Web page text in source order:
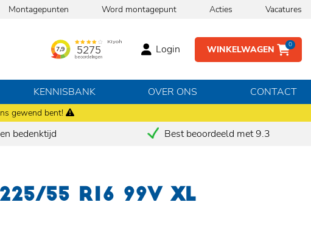
gewend bent!
Montagepunten Word montagepunt Acties Vacatures
WINKELWAGEN 0
Login
KENNISBANK OVER ONS CONTACT
bedenktijd
Best beoordeeld met 9.3
225/55 R16 99V XL